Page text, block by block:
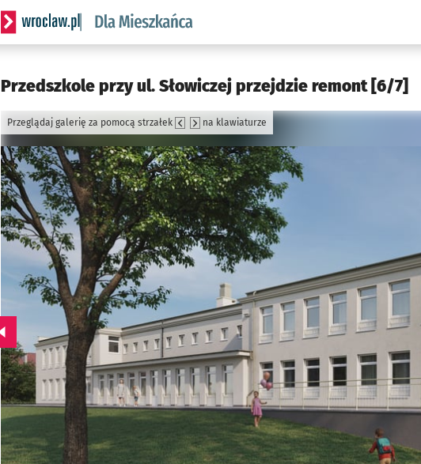
Serwis informacyjny wroclaw.pl podserwis: Dla mieszkańca
Przedszkole przy ul. Słowiczej przejdzie remont [6/7]
Przeglądaj galerię za pomocą strzałek na klawiaturze
Przejdź do poprzedniego zdjęcia.